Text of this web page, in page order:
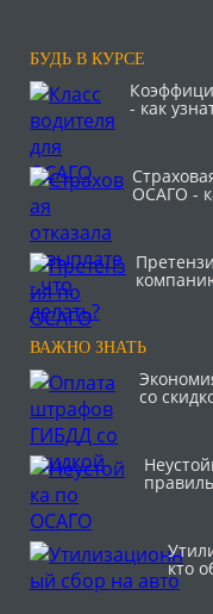
БУДЬ В КУРСЕ
- как
ОСАГО -
ВАЖНО ЗНАТЬ
со
кто